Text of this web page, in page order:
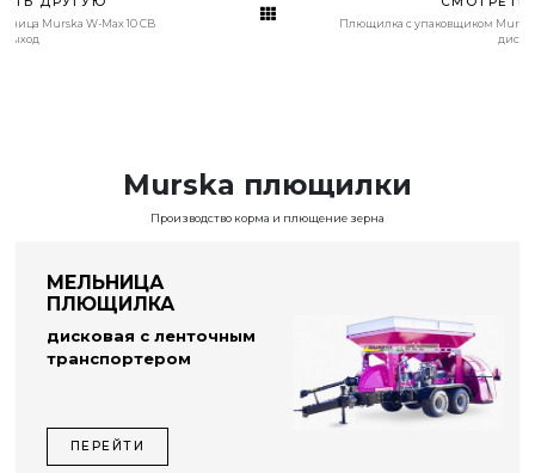
Murska W-Max 10 CB
выход
Плющилка с упаковщиком
Murska плющилки
Производство корма и плющение зерна
МЕЛЬНИЦА
ПЛЮЩИЛКА
дисковая с ленточным
транспортером
ПЕРЕЙТИ